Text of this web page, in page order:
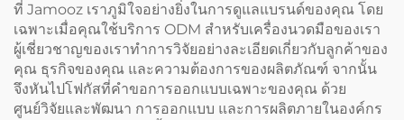
ที่ Jamooz เราภูมิใจอย่างยิ่งในการดูแลแบรนด์ของคุณ โดย
เฉพาะเมื่อคุณใช้บริการ ODM สำหรับเครื่องนวดมือของเรา
ผู้เชี่ยวชาญของเราทำการวิจัยอย่างละเอียดเกี่ยวกับลูกค้าของ
คุณ ธุรกิจของคุณ และความต้องการของผลิตภัณฑ์ จากนั้น
จึงหันไปโฟกัสที่คำขอการออกแบบเฉพาะของคุณ ด้วย
ศูนย์วิจัยและพัฒนา การออกแบบ และการผลิตภายในองค์กร